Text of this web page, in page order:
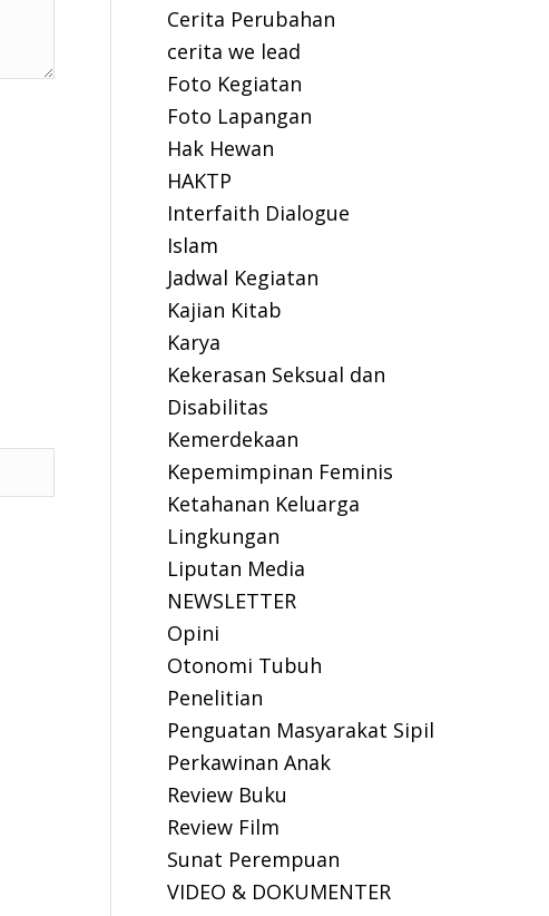
Cerita Perubahan
cerita we lead
Foto Kegiatan
Foto Lapangan
Hak Hewan
HAKTP
Interfaith Dialogue
Islam
Jadwal Kegiatan
Kajian Kitab
Karya
Kekerasan Seksual dan
Disabilitas
Kemerdekaan
Kepemimpinan Feminis
Ketahanan Keluarga
Lingkungan
Liputan Media
NEWSLETTER
Opini
Otonomi Tubuh
Penelitian
Penguatan Masyarakat Sipil
Perkawinan Anak
Review Buku
Review Film
Sunat Perempuan
VIDEO & DOKUMENTER